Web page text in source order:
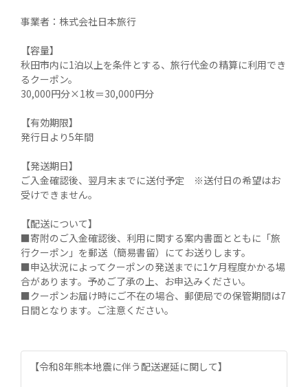
事業者：株式会社日本旅行
【容量】
秋田市内に1泊以上を条件とする、旅行代金の精算に利用でき
るクーポン。
30,000円分×1枚＝30,000円分
【有効期限】
発行日より5年間
【発送期日】
ご入金確認後、翌月末までに送付予定　※送付日の希望はお
受けできません。
【配送について】
■寄附のご入金確認後、利用に関する案内書面とともに「旅
行クーポン」を郵送（簡易書留）にてお送りします。
■申込状況によってクーポンの発送までに1ケ月程度かかる場
合があります。予めご了承の上、お申込みください。
■クーポンお届け時にご不在の場合、郵便局での保管期間は7
日間となります。ご注意ください。
【令和8年熊本地震に伴う配送遅延に関して】